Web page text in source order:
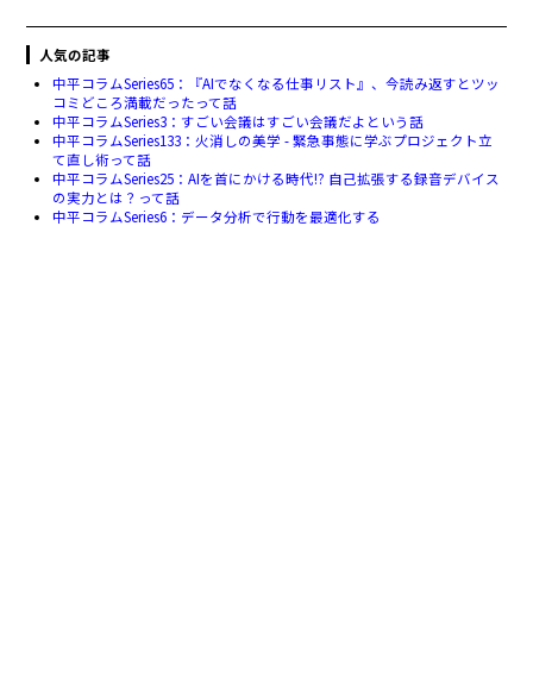
人気の記事
中平コラムSeries65：『AIでなくなる仕事リスト』、今読み返すとツッ
コミどころ満載だったって話
中平コラムSeries3：すごい会議はすごい会議だよという話
中平コラムSeries133：火消しの美学 - 緊急事態に学ぶプロジェクト立
て直し術って話
中平コラムSeries25：AIを首にかける時代!? 自己拡張する録音デバイス
の実力とは？って話
中平コラムSeries6：データ分析で行動を最適化する